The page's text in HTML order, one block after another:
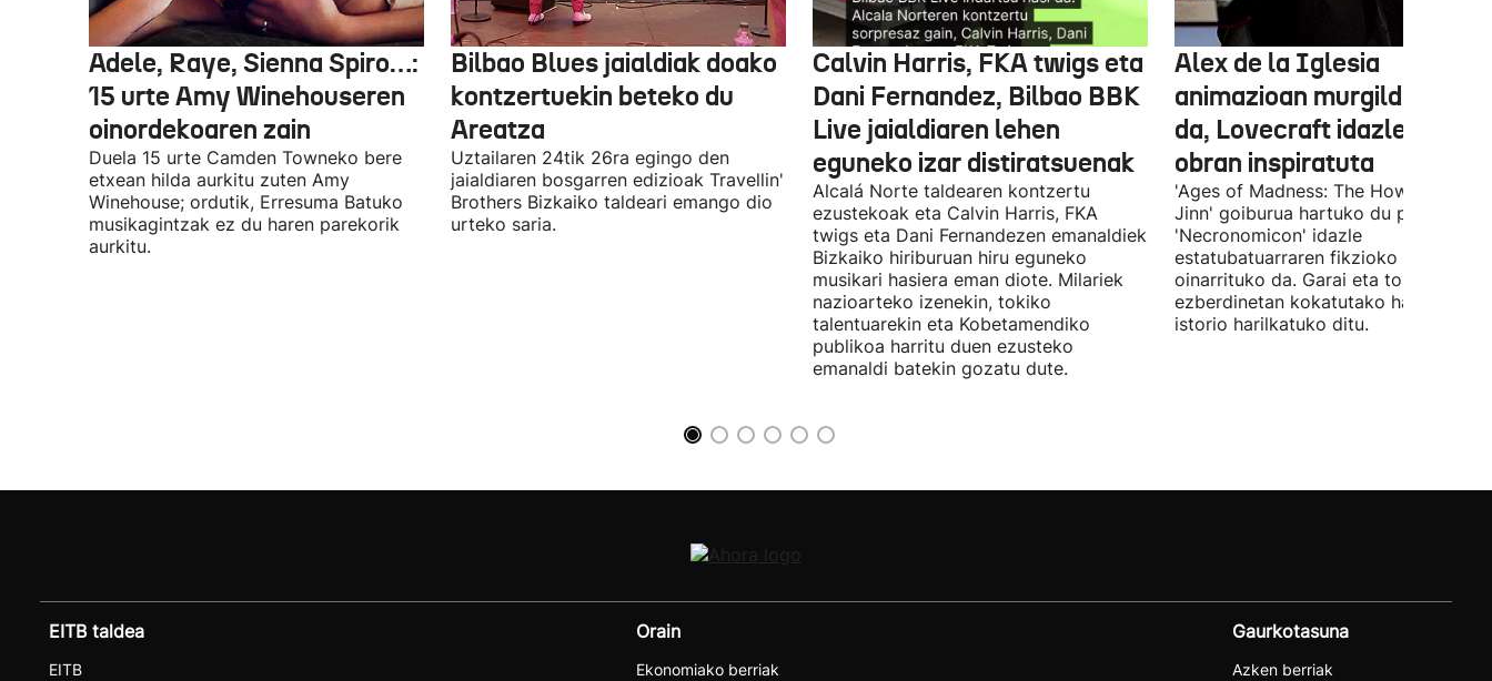
Adele, Raye, Sienna Spiro…:
15 urte Amy Winehouseren
oinordekoaren zain
Duela 15 urte Camden Towneko bere
etxean hilda aurkitu zuten Amy
Winehouse; ordutik, Erresuma Batuko
musikagintzak ez du haren parekorik
aurkitu.
Bilbao Blues jaialdiak doako
kontzertuekin beteko du
Areatza
Uztailaren 24tik 26ra egingo den
jaialdiaren bosgarren edizioak Travellin'
Brothers Bizkaiko taldeari emango dio
urteko saria.
Calvin Harris, FKA twigs eta
Dani Fernandez, Bilbao BBK
Live jaialdiaren lehen
eguneko izar distiratsuenak
Alcalá Norte taldearen kontzertu
ezustekoak eta Calvin Harris, FKA
twigs eta Dani Fernandezen emanaldiek
Bizkaiko hiriburuan hiru eguneko
musikari hasiera eman diote. Milariek
nazioarteko izenekin, tokiko
talentuarekin eta Kobetamendiko
publikoa harritu duen ezusteko
emanaldi batekin gozatu dute.
Alex de la Iglesia
animazioan murgilduko
da, Lovecraft idazlearen
obran inspiratuta
'Ages of Madness: The Howling of
Jinn' goiburua hartuko du pelikulak,
'Necronomicon' idazle
estatubatuarraren fikzioko liburuan
oinarrituko da. Garai eta toki
ezberdinetan kokatutako hainbat
istorio harilkatuko ditu.
EITB taldea
EITB
Orain
Ekonomiako berriak
Gaurkotasuna
Azken berriak